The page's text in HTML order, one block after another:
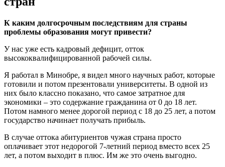
К каким долгосрочным последствиям для страны
проблемы образования могут привести?
У нас уже есть кадровый дефицит, отток
высококвалифицированной рабочей силы.
Я работал в Минобре, я видел много научных работ, которые
готовили и потом презентовали университеты. В одной из
них было классно показано, что самое затратное для
экономики – это содержание гражданина от 0 до 18 лет.
Потом намного менее дорогой период с 18 до 25 лет, а потом
государство начинает получать прибыль.
В случае оттока абитуриентов чужая страна просто
оплачивает этот недорогой 7-летний период вместо всех 25
лет, а потом выходит в плюс. Им же это очень выгодно.